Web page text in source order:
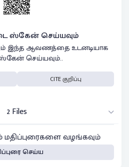
ஸ்கேன் செய்யவும்
இந்த ஆவணத்தை உடனடியாக
செய்யவும்..
CITE குறிப்பு
2 Files
மதிப்புரைகளை வழங்கவும்
செய்ய